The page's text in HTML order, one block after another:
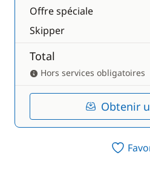
Offre spéciale
Skipper
Total
Hors services obligatoires
Obtenir